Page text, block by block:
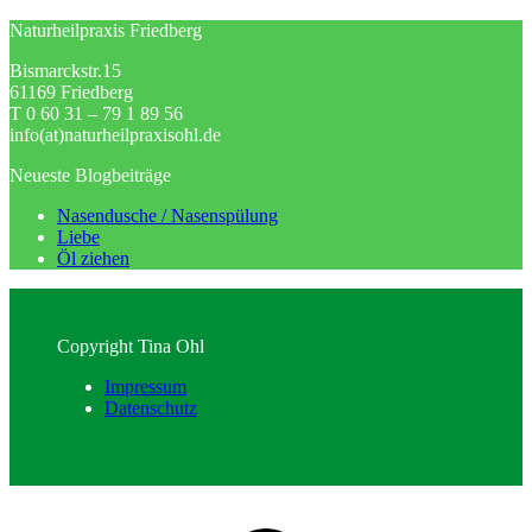
Naturheilpraxis Friedberg
Bismarckstr.15
61169 Friedberg
T 0 60 31 – 79 1 89 56
info(at)naturheilpraxisohl.de
Neueste Blogbeiträge
Nasendusche / Nasenspülung
Liebe
Öl ziehen
Copyright Tina Ohl
Impressum
Datenschutz